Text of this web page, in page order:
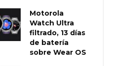
Motorola
Watch Ultra
filtrado, 13 días
de batería
sobre Wear OS